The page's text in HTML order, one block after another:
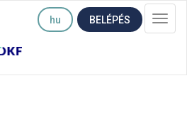
hu BELÉPÉS